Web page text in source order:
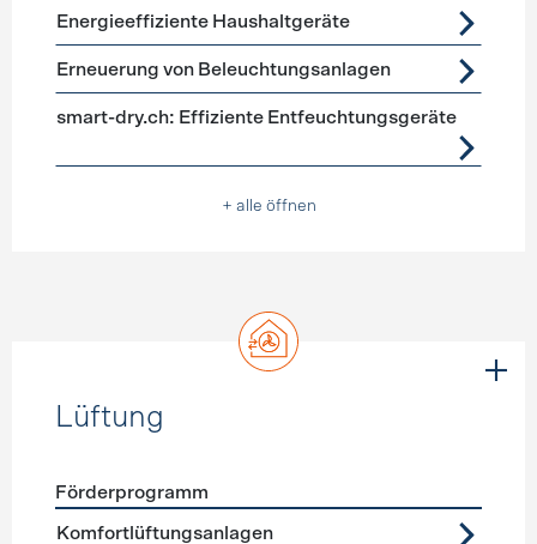
Förderprogramme Geräte, Beleuchtung
Energieeffiziente Haushaltgeräte
Erneuerung von Beleuchtungsanlagen
smart-dry.ch: Effiziente Entfeuchtungsgeräte
+ alle öffnen
Lüftung
Förderprogramme Lüftung
Förderprogramm
Komfortlüftungsanlagen